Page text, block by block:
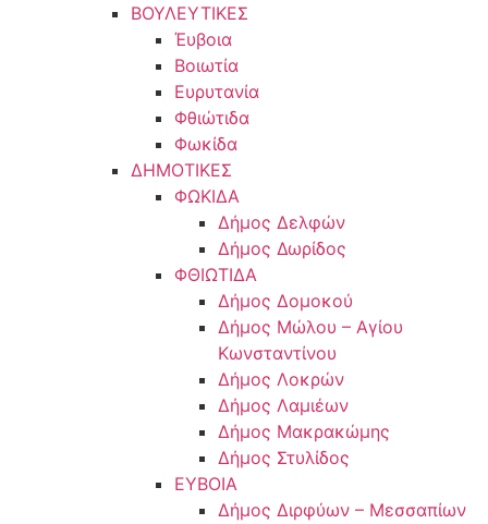
ΒΟΥΛΕΥΤΙΚΕΣ
Έυβοια
Βοιωτία
Ευρυτανία
Φθιώτιδα
Φωκίδα
ΔΗΜΟΤΙΚΕΣ
ΦΩΚΙΔΑ
Δήμος Δελφών
Δήμος Δωρίδος
ΦΘΙΩΤΙΔΑ
Δήμος Δομοκού
Δήμος Μώλου – Αγίου
Κωνσταντίνου
Δήμος Λοκρών
Δήμος Λαμιέων
Δήμος Μακρακώμης
Δήμος Στυλίδος
ΕΥΒΟΙΑ
Δήμος Διρφύων – Μεσσαπίων